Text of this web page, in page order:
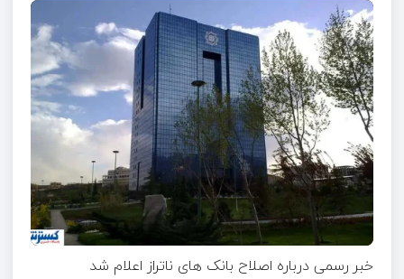
خبر رسمی درباره اصلاح بانک های ناتراز اعلام شد